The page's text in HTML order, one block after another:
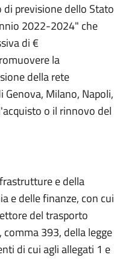
previsione dello Stato
2022-2024" che
di €
la
della rete
Milano, Napoli,
o il rinnovo del
e della
e delle finanze, con cui
del trasporto
393, della legge
di cui agli allegati 1 e